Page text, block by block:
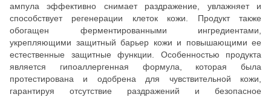
ампула эффективно снимает раздражение, увлажняет и
способствует регенерации клеток кожи. Продукт также
обогащен ферментированными ингредиентами,
укрепляющими защитный барьер кожи и повышающими ее
естественные защитные функции. Особенностью продукта
является гипоаллергенная формула, которая была
протестирована и одобрена для чувствительной кожи,
гарантируя отсутствие раздражений и безопасное